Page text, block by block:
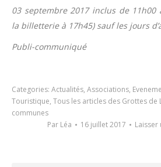
03 septembre 2017 inclus de 11h00
la billetterie à 17h45) sauf les jours
Publi-communiqué
Categories: Actualités, Associations,
Touristique, Tous les articles des Grottes de
communes
Par Léa 16 juillet 2017 Laisser